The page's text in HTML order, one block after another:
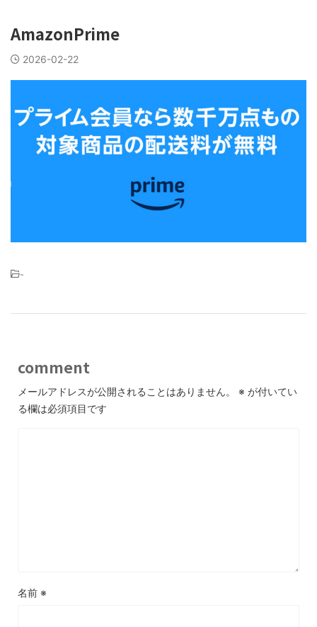
AmazonPrime
2026-02-22
-
comment
メールアドレスが公開されることはありません。 ※ が付いてい
る欄は必須項目です
名前 ※